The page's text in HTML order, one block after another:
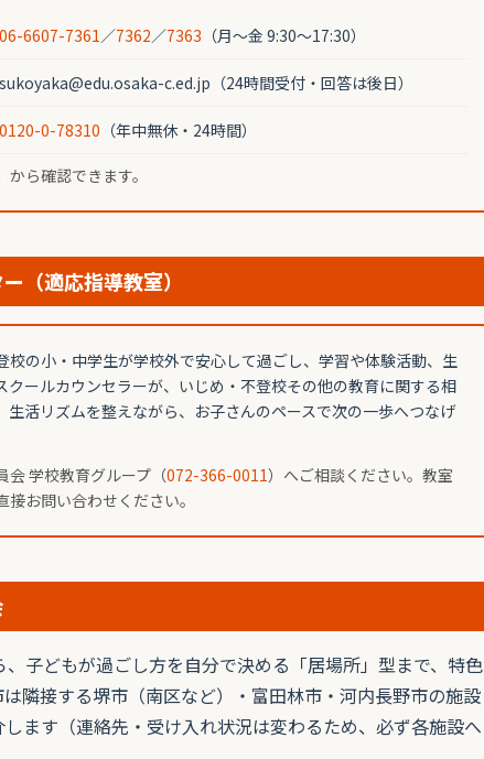
06-6607-7361 ／7362／7363 （月〜金 9:30〜17:30）
sukoyaka@edu.osaka-c.ed.jp（24時間受付・回答は後日）
0120-0-78310 （年中無休・24時間）
から確認できます。
（適応指導教室）
の小・中学生が学校外で安心して過ごし、学習や体験活動、生
ールカウンセラーが、いじめ・不登校その他の教育に関する相
活リズムを整えながら、お子さんのペースで次の一歩へつなげ
会 学校教育グループ（072-366-0011）へご相談ください。教室
お問い合わせください。
子どもが過ごし方を自分で決める「居場所」型まで、特色
隣接する堺市（南区など）・富田林市・河内長野市の施設
ます（連絡先・受け入れ状況は変わるため、必ず各施設へ